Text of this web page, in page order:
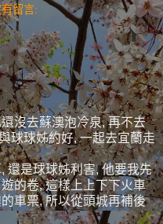
留言:
沒去蘇澳泡冷泉, 再不去
球球姊約好, 一起去宜蘭走
還是球球姊利害, 他要我先
的卷, 這樣上上下下火車
車票, 所以從頭城再補後